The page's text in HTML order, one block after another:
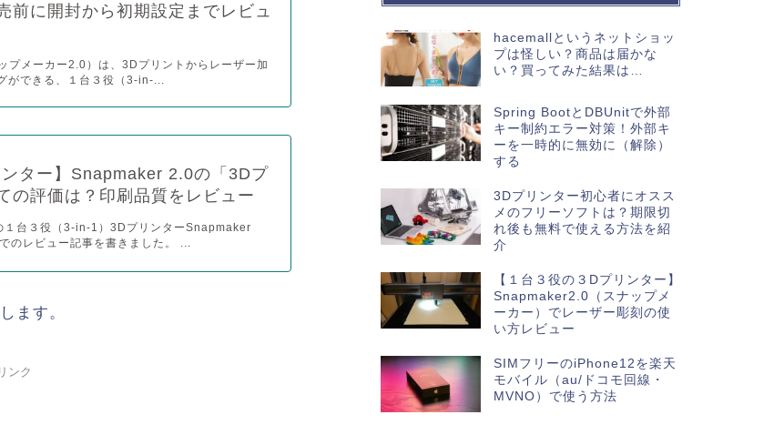
前に開封から初期設定までレビュ
メーカー2.0）は、3Dプリントからレーザー加
ができる、１台３役（3-in-...
ンター】Snapmaker 2.0の「3Dプ
の評価は？印刷品質をレビュー
１台３役（3-in-1）3DプリンターSnapmaker
のレビュー記事を書きました。 ...
ます。
ンク
hacemallというネットショッ
プは怪しい？商品は届かな
い？買ってみた結果は…
Spring BootとDBUnitで外部
キー制約エラー対策！外部キ
ーを一時的に無効に（解除）
する
3Dプリンター初心者にオスス
メのフリーソフトは？期限切
れ後も無料で使える方法を紹
介
【１台３役の３Dプリンター】
Snapmaker2.0（スナップメ
ーカー）でレーザー彫刻の使
い方レビュー
SIMフリーのiPhone12を楽天
モバイル（au/ドコモ回線・
MVNO）で使う方法